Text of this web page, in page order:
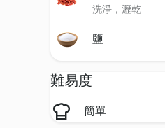
洗淨，瀝乾
鹽
難易度
簡單